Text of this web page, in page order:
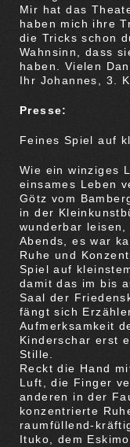
Mir hat das
haben mich ihre
die Tricks schon
Wahnsinn, dass
haben. Vielen
Ihr Johannes, 3.
Presse:
Feines Spiel auf
Wie ein winziges
einsames Leben
Götz vom
in der
wunderbar leisen,
Abends, es war
Ruhe und
Spiel auf
damit das im bis
Saal der
fängt sich
Aufmerksamkeit
Kinderschar erst
Stille.
Reckt die Hand
Luft, die Finger
anderen in der
konzentrierte
raumfüllend-
Ituko, dem